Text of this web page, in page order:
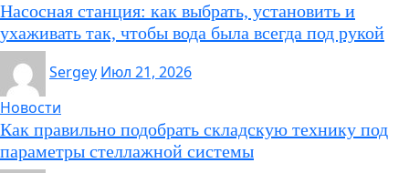
Насосная станция: как выбрать, установить и
ухаживать так, чтобы вода была всегда под рукой
Sergey Июл 21, 2026
Новости
Как правильно подобрать складскую технику под
параметры стеллажной системы